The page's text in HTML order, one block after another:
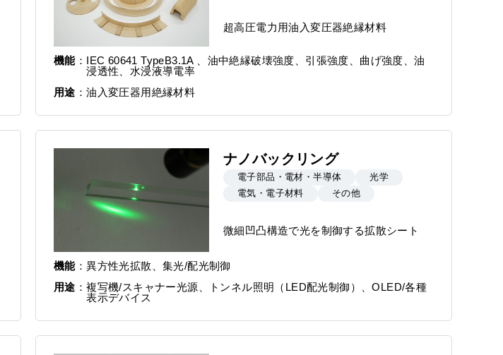
超高圧電力用油入変圧器絶縁材料
機能
IEC 60641 TypeB3.1A 、油中絶縁破壊強度、引張強度、曲げ強度、油
浸透性、水浸液導電率
用途
油入変圧器用絶縁材料
ナノバックリング
電子部品・電材・半導体
光学
電気・電子材料
その他
微細凹凸構造で光を制御する拡散シート
機能
異方性光拡散、集光/配光制御
用途
複写機/スキャナー光源、トンネル照明（LED配光制御）、OLED/各種
表示デバイス